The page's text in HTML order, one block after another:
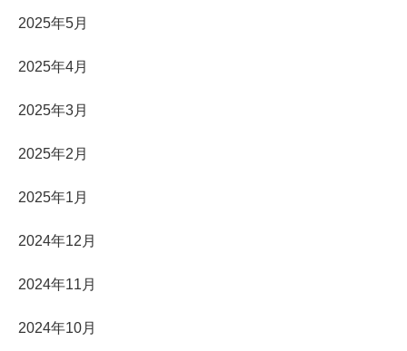
2025年5月
2025年4月
2025年3月
2025年2月
2025年1月
2024年12月
2024年11月
2024年10月